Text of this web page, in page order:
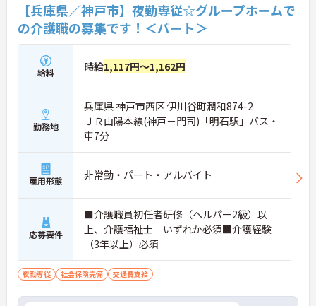
【兵庫県／神戸市】夜勤専従☆グループホームで
の介護職の募集です！＜パート＞
給料 時給1,117円～1,162円
勤務地
兵庫県 神戸市西区 伊川谷町潤和874-2
ＪＲ山陽本線(神戸－門司)「明石駅」バス・
車7分
雇用形態 非常勤・パート・アルバイト
応募要件
■介護職員初任者研修（ヘルパー2級）以
上、介護福祉士 いずれか必須■介護経験
（3年以上）必須
夜勤専従 社会保険完備 交通費支給